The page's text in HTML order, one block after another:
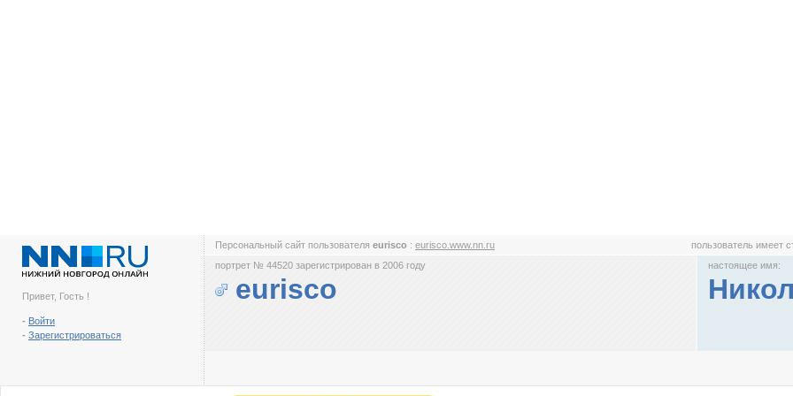
Привет, Гость !
- Войти
- Зарегистрироваться
Персональный сайт пользователя eurisco : eurisco.www.nn.ru пользователь имеет
портрет № 44520 зарегистрирован в 2006 году
eurisco
настоящее имя: